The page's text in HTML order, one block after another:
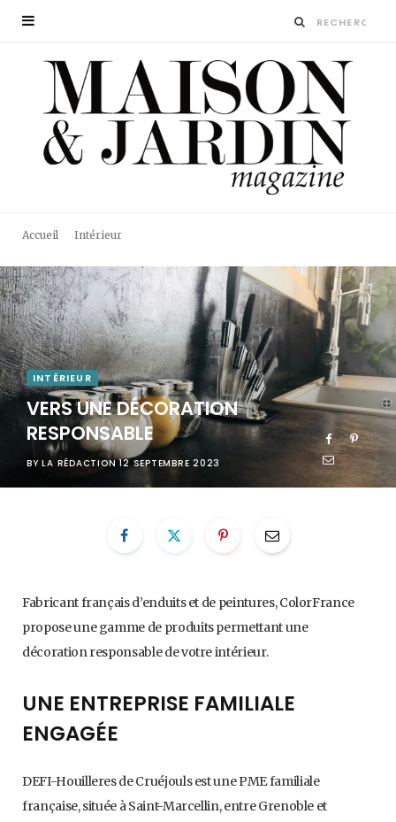
Accueil Intérieur
INTÉRIEUR
VERS UNE DÉCORATION
RESPONSABLE
BY LA RÉDACTION 12 SEPTEMBRE 2023
Fabricant français d’enduits et de peintures, ColorFrance
propose une gamme de produits permettant une
décoration responsable de votre intérieur.
UNE ENTREPRISE FAMILIALE
ENGAGÉE
DEFI-Houilleres de Cruéjouls est une PME familiale
française, située à Saint-Marcellin, entre Grenoble et